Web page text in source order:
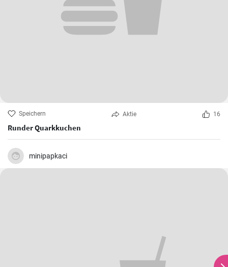
Speichern Aktie 16
Runder Quarkkuchen
minipapkaci